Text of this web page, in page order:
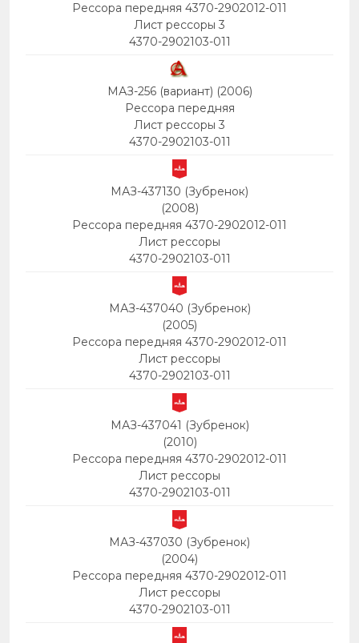
Рессора передняя 4370-2902012-011
Лист рессоры 3
4370-2902103-011
МАЗ-256 (вариант) (2006)
Рессора передняя
Лист рессоры 3
4370-2902103-011
МАЗ-437130 (Зубренок)
(2008)
Рессора передняя 4370-2902012-011
Лист рессоры
4370-2902103-011
МАЗ-437040 (Зубренок)
(2005)
Рессора передняя 4370-2902012-011
Лист рессоры
4370-2902103-011
МАЗ-437041 (Зубренок)
(2010)
Рессора передняя 4370-2902012-011
Лист рессоры
4370-2902103-011
МАЗ-437030 (Зубренок)
(2004)
Рессора передняя 4370-2902012-011
Лист рессоры
4370-2902103-011